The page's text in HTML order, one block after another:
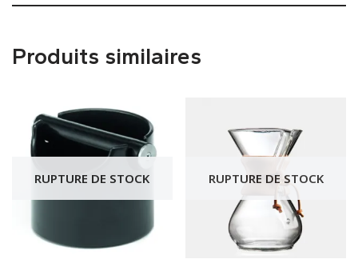
Produits similaires
RUPTURE DE STOCK RUPTURE DE STOCK